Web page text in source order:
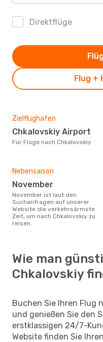
Direktflüge
Flug +
Zielflughafen
Chkalovskiy Airport
Für Flüge nach Chkalovskiy
Nebensaison
November
November ist laut den
Suchanfragen auf unserer
Website die verkehrsärmste
Zeit, um nach Chkalovskiy zu
reisen.
Wie man
Chkalovskiy
Buchen Sie Ihren Flug
und genießen Sie den
erstklassigen 24/7-
Website finden Sie